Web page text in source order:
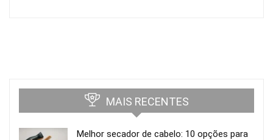
MAIS RECENTES
Melhor secador de cabelo: 10 opções para